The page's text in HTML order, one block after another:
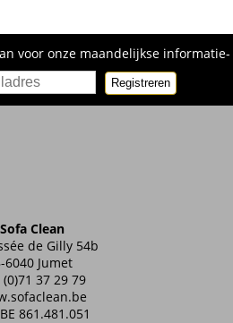
voor onze maandelijkse informatie-
Registreren
Sofa Clean
de Gilly 54b
6040 Jumet
(0)71 37 29 79
861.481.051